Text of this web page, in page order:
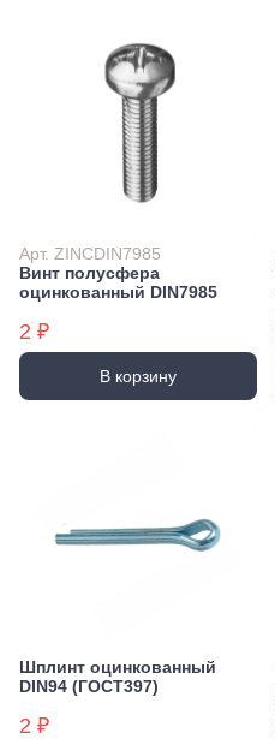
Арт. ZINCDIN7985
Винт полусфера
оцинкованный DIN7985
2 ₽
В корзину
Шплинт оцинкованный
DIN94 (ГОСТ397)
2 ₽